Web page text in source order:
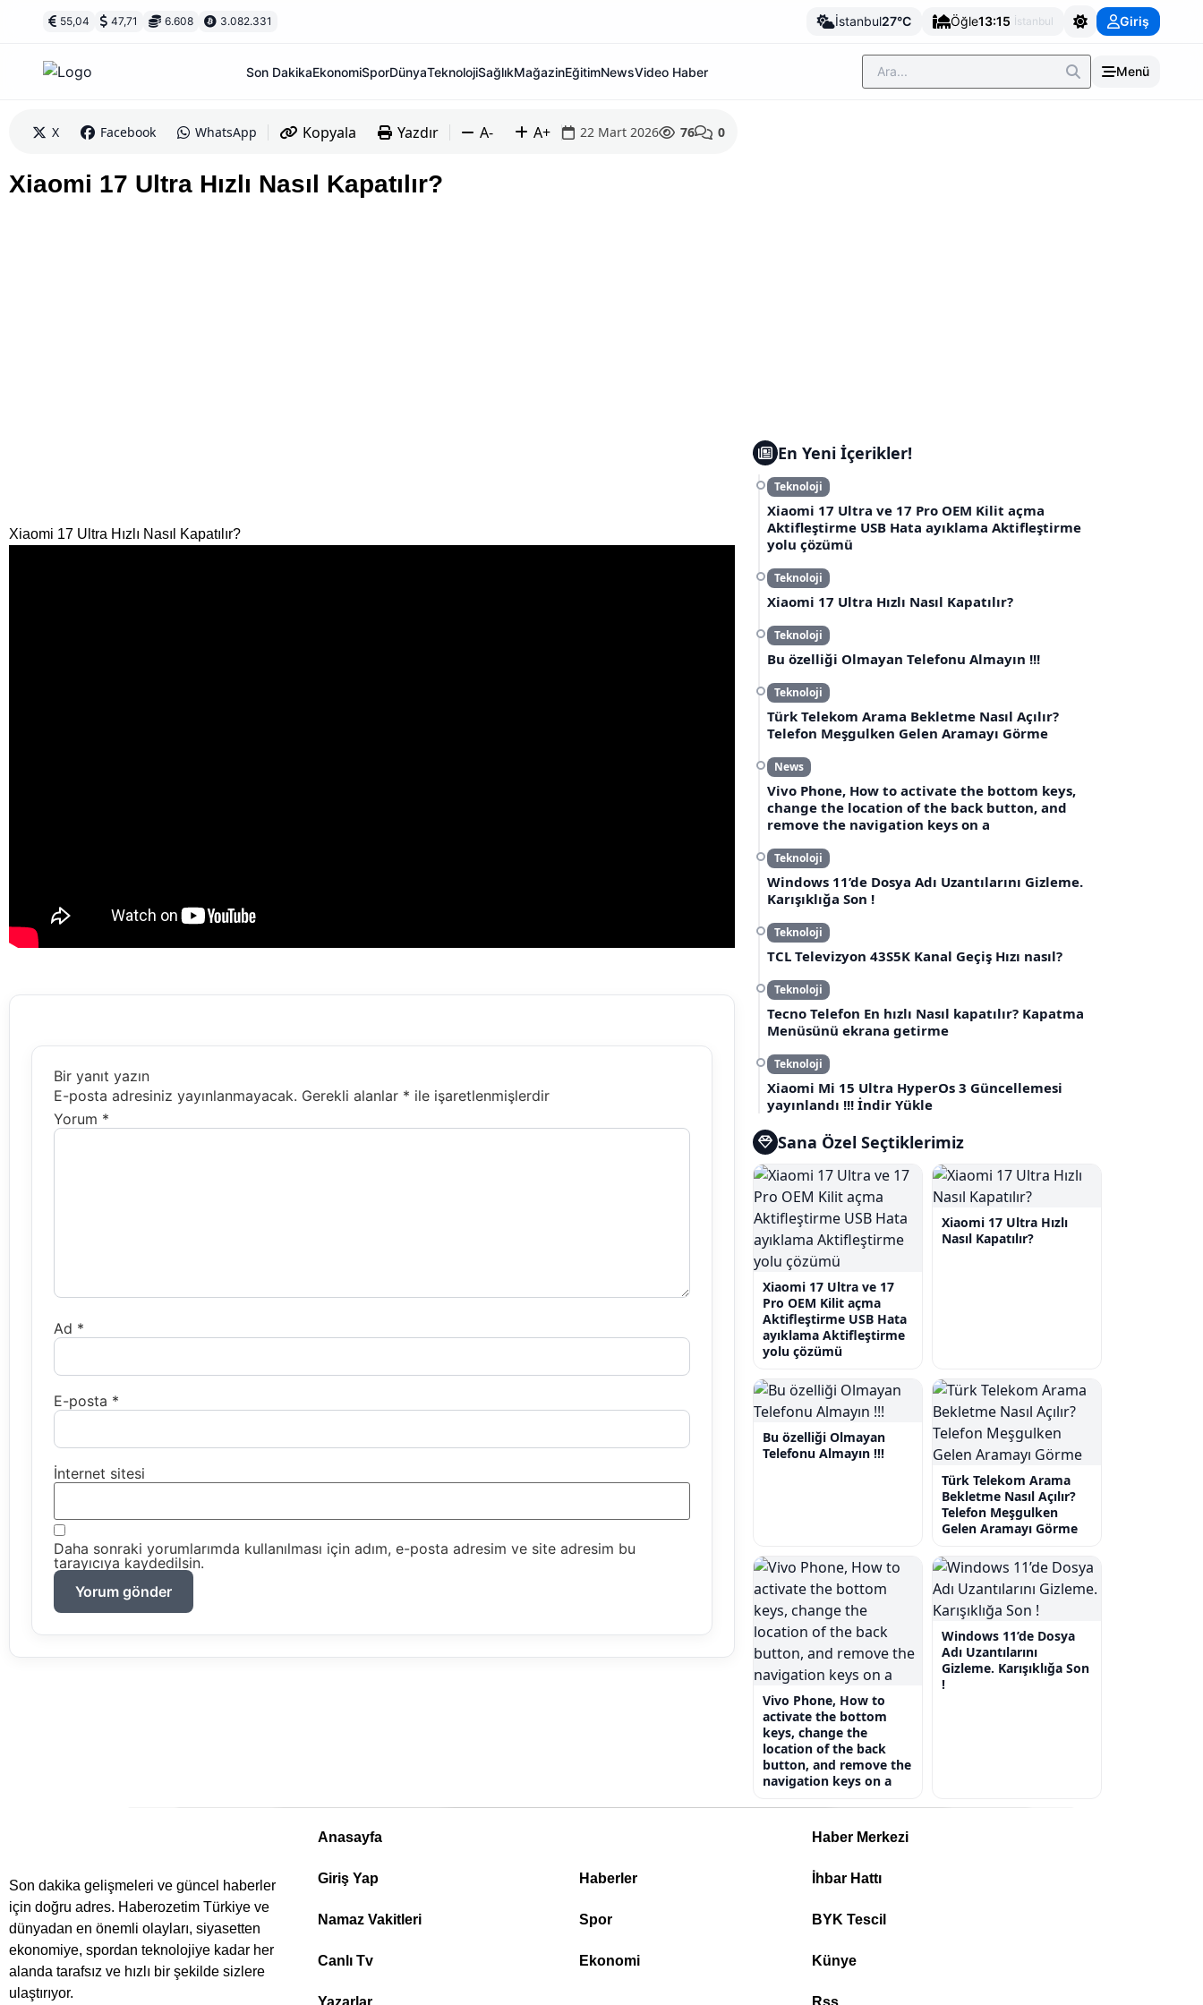
55,04 47,71 6.608 3.082.331 İstanbul27°C Öğle13:15 İstanbul Giriş
Son DakikaEkonomiSporDünyaTeknolojiSağlıkMağazinEğitimNewsVideo Haber Menü
X Facebook WhatsApp Kopyala Yazdır A- A+ 22 Mart 2026 76 0
Xiaomi 17 Ultra Hızlı Nasıl Kapatılır?
Xiaomi 17 Ultra Hızlı Nasıl Kapatılır?
Bir yanıt yazın
E-posta adresiniz yayınlanmayacak. Gerekli alanlar * ile işaretlenmişlerdir
Yorum *
Ad *
E-posta *
İnternet sitesi
Daha sonraki yorumlarımda kullanılması için adım, e-posta adresim ve site adresim bu
tarayıcıya kaydedilsin.
En Yeni İçerikler!
Teknoloji
Xiaomi 17 Ultra ve 17 Pro OEM Kilit açma
Aktifleştirme USB Hata ayıklama Aktifleştirme
yolu çözümü
Teknoloji
Xiaomi 17 Ultra Hızlı Nasıl Kapatılır?
Teknoloji
Bu özelliği Olmayan Telefonu Almayın !!!
Teknoloji
Türk Telekom Arama Bekletme Nasıl Açılır?
Telefon Meşgulken Gelen Aramayı Görme
News
Vivo Phone, How to activate the bottom keys,
change the location of the back button, and
remove the navigation keys on a
Teknoloji
Windows 11’de Dosya Adı Uzantılarını Gizleme.
Karışıklığa Son !
Teknoloji
TCL Televizyon 43S5K Kanal Geçiş Hızı nasıl?
Teknoloji
Tecno Telefon En hızlı Nasıl kapatılır? Kapatma
Menüsünü ekrana getirme
Teknoloji
Xiaomi Mi 15 Ultra HyperOs 3 Güncellemesi
yayınlandı !!! İndir Yükle
Sana Özel Seçtiklerimiz
Xiaomi 17 Ultra ve 17
Pro OEM Kilit açma
Aktifleştirme USB Hata
ayıklama Aktifleştirme
yolu çözümü
Xiaomi 17 Ultra Hızlı
Nasıl Kapatılır?
Bu özelliği Olmayan
Telefonu Almayın !!!
Türk Telekom Arama
Bekletme Nasıl Açılır?
Telefon Meşgulken
Gelen Aramayı Görme
Vivo Phone, How to
activate the bottom
keys, change the
location of the back
button, and remove the
navigation keys on a
Windows 11’de Dosya
Adı Uzantılarını
Gizleme. Karışıklığa Son
!
Son dakika gelişmeleri ve güncel haberler
için doğru adres. Haberozetim Türkiye ve
dünyadan en önemli olayları, siyasetten
ekonomiye, spordan teknolojiye kadar her
alanda tarafsız ve hızlı bir şekilde sizlere
ulaştırıyor.
Anasayfa
Giriş Yap
Namaz Vakitleri
Canlı Tv
Yazarlar
Haberler
Spor
Ekonomi
Haber Merkezi
İhbar Hattı
BYK Tescil
Künye
Rss